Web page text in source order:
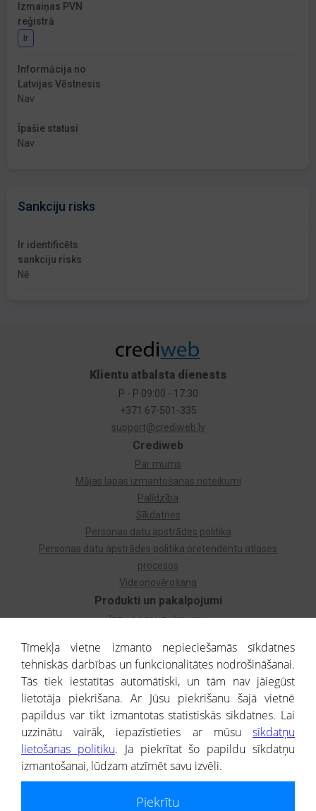
Izmaiņas PVN
reģistrā
Ir
Informācija no
Latvijas Vēstnesis
Nav
Īpašie statusi
Nav
Sankciju risks
Ir identificēts
sankciju risks
Nē
Produkti un pakalpojumi
Izziņa par uzņēmumu
Dzimtas koks
Uzņēmumu atlase
Monitorings
Kredītizziņa par ārvalstu uzņēmumiem
Crediweb
Par mums
Mājas lapas izmantošanas noteikumi
Palīdzība
Sīkdatnes
Personas datu apstrādes politika
Personas datu apstrādes politika pretendentu atlases
procesos
Videonovērošana
Klientu atbalsta dienests
P - P 09:00 - 17:30
+371 67-501-335
support@crediweb.lv
® CREDITREFORM Latvija
SIA
Tīmekļa vietne izmanto nepieciešamās sīkdatnes
tehniskās darbības un funkcionalitātes nodrošināšanai.
Tās tiek iestatītas automātiski, un tām nav jāiegūst
lietotāja piekrišana. Ar Jūsu piekrišanu šajā vietnē
papildus var tikt izmantotas statistiskās sīkdatnes. Lai
uzzinātu vairāk, iepazīstieties ar mūsu sīkdatņu
lietošanas politiku. Ja piekrītat šo papildu sīkdatņu
izmantošanai, lūdzam atzīmēt savu izvēli.
Piekrītu